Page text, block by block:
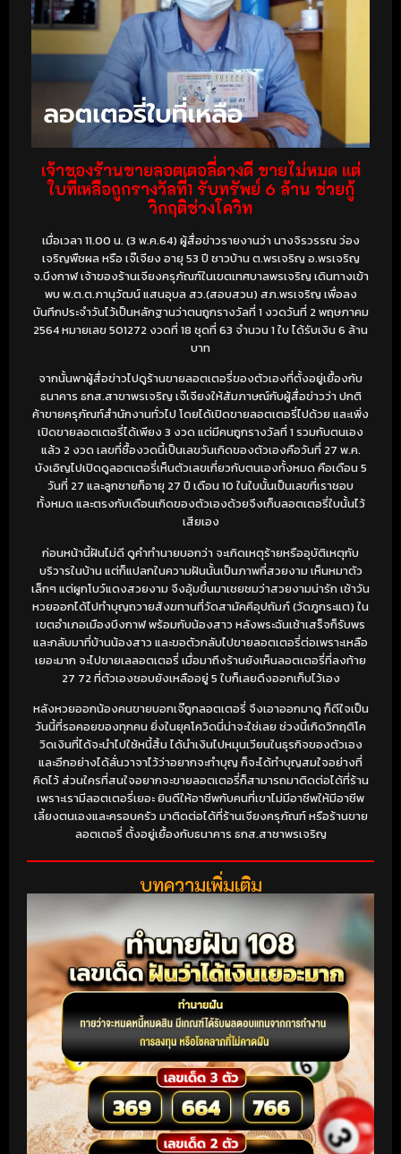
เจ้าของร้านขายลอตเตอลี่ดวงดี ขายไม่หมด แต่
ใบที่เหลือถูกรางวัลที่1 รับทรัพย์ 6 ล้าน ช่วยกู้
วิกฤติช่วงโควิท
เมื่อเวลา 11.00 น. (3 พ.ค.64) ผู้สื่อข่าวรายงานว่า นางจิรวรรณ ว่อง
เจริญพืชผล หรือ เจ๊เจียง อายุ 53 ปี ชาวบ้าน ต.พรเจริญ อ.พรเจริญ
จ.บึงกาฬ เจ้าของร้านเจียงครุภัณฑ์ในเขตเทศบาลพรเจริญ เดินทางเข้า
พบ พ.ต.ต.ภานุวัฒน์ แสนอุบล สว.(สอบสวน) สภ.พรเจริญ เพื่อลง
บันทึกประจำวันไว้เป็นหลักฐานว่าตนถูกรางวัลที่ 1 งวดวันที่ 2 พฤษภาคม
2564 หมายเลข 501272 งวดที่ 18 ชุดที่ 63 จำนวน 1 ใบ ได้รับเงิน 6 ล้าน
บาท
จากนั้นพาผู้สื่อข่าวไปดูร้านขายลอตเตอรี่ของตัวเองที่ตั้งอยู่เยื้องกับ
ธนาคาร ธกส.สาขาพรเจริญ เจ๊เจียงให้สัมภาษณ์กับผู้สื่อข่าวว่า ปกติ
ค้าขายครุภัณฑ์สำนักงานทั่วไป โดยได้เปิดขายลอตเตอรี่ไปด้วย และเพิ่ง
เปิดขายลอตเตอรี่ได้เพียง 3 งวด แต่มีคนถูกรางวัลที่ 1 รวมกับตนเอง
แล้ว 2 งวด เลขที่ซื้องวดนี้เป็นเลขวันเกิดของตัวเองคือวันที่ 27 พ.ค.
บังเอิญไปเปิดดูลอตเตอรี่เห็นตัวเลขเกี่ยวกับตนเองทั้งหมด คือเดือน 5
วันที่ 27 และลูกชายก็อายุ 27 ปี เดือน 10 ในใบนั้นเป็นเลขที่เราชอบ
ทั้งหมด และตรงกับเดือนเกิดของตัวเองด้วยจึงเก็บลอตเตอรี่ใบนั้นไว้
เสียเอง
ก่อนหน้านี้ฝันไม่ดี ดูคำทำนายบอกว่า จะเกิดเหตุร้ายหรืออุบัติเหตุกับ
บริวารในบ้าน แต่ก็แปลกในความฝันนั้นเป็นภาพที่สวยงาม เห็นหมาตัว
เล็กๆ แต่ผูกโบว์แดงสวยงาม จึงอุ้มขึ้นมาเชยชมว่าสวยงามน่ารัก เช้าวัน
หวยออกได้ไปทำบุญถวายสังฆทานที่วัดสามัคคีอุปถัมภ์ (วัดภูกระแต) ใน
เขตอำเภอเมืองบึงกาฬ พร้อมกับน้องสาว หลังพระฉันเช้าเสร็จก็รับพร
และกลับมาที่บ้านน้องสาว และขอตัวกลับไปขายลอตเตอรี่ต่อเพราะเหลือ
เยอะมาก จะไปขายเลลอตเตอรี่ เมื่อมาถึงร้านยังเห็นลอตเตอรี่ที่ลงท้าย
27 72 ที่ตัวเองชอบยังเหลืออยู่ 5 ใบก็เลยดึงออกเก็บไว้เอง
หลังหวยออกน้องคนขายบอกเจ๊ถูกลอตเตอรี่ จึงเอาออกมาดู ก็ดีใจเป็น
วันนี้ที่รอคอยของทุกคน ยิ่งในยุคโควิดนี่น่าจะใช่เลย ช่วงนี้เกิดวิกฤติโค
วิดเงินที่ได้จะนำไปใช้หนี้สิ้น ได้นำเงินไปหมุนเวียนในธุรกิจของตัวเอง
และอีกอย่างได้ลั่นวาจาไว้ว่าอยากจะทำบุญ ก็จะได้ทำบุญสมใจอย่างที่
คิดไว้ ส่วนใครที่สนใจอยากจะขายลอตเตอรี่ก็สามารถมาติดต่อได้ที่ร้าน
เพราะเรามีลอตเตอรี่เยอะ ยินดีให้อาชีพกับคนที่เขาไม่มีอาชีพให้มีอาชีพ
เลี้ยงตนเองและครอบครัว มาติดต่อได้ที่ร้านเจียงครุภัณฑ์ หรือร้านขาย
ลอตเตอรี่ ตั้งอยู่เยื้องกับธนาคาร ธกส.สาชาพรเจริญ
บทความเพิ่มเติม